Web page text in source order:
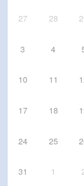
27 28
3 4
10 11
17 18
24 25
31 1